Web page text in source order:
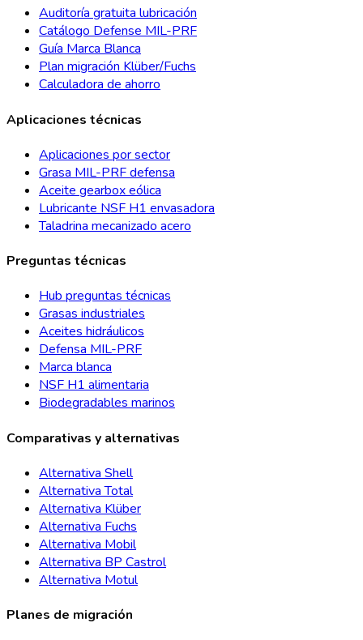
Auditoría gratuita lubricación
Catálogo Defense MIL-PRF
Guía Marca Blanca
Plan migración Klüber/Fuchs
Calculadora de ahorro
Aplicaciones técnicas
Aplicaciones por sector
Grasa MIL-PRF defensa
Aceite gearbox eólica
Lubricante NSF H1 envasadora
Taladrina mecanizado acero
Preguntas técnicas
Hub preguntas técnicas
Grasas industriales
Aceites hidráulicos
Defensa MIL-PRF
Marca blanca
NSF H1 alimentaria
Biodegradables marinos
Comparativas y alternativas
Alternativa Shell
Alternativa Total
Alternativa Klüber
Alternativa Fuchs
Alternativa Mobil
Alternativa BP Castrol
Alternativa Motul
Planes de migración